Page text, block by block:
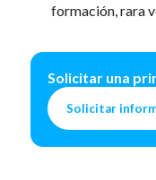
formación, rara
Solicitar una
Solicitar